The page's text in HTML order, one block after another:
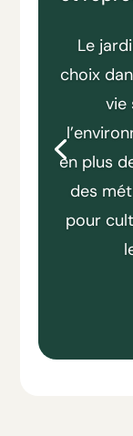
Le
choix
vie
en plus
des
pour